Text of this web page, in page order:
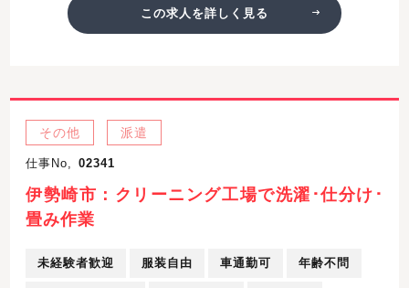
この求人を詳しく見る
その他 派遣
仕事No, 02341
伊勢崎市：クリーニング工場で洗濯･仕分け･
畳み作業
未経験者歓迎 服装自由 車通勤可 年齢不問